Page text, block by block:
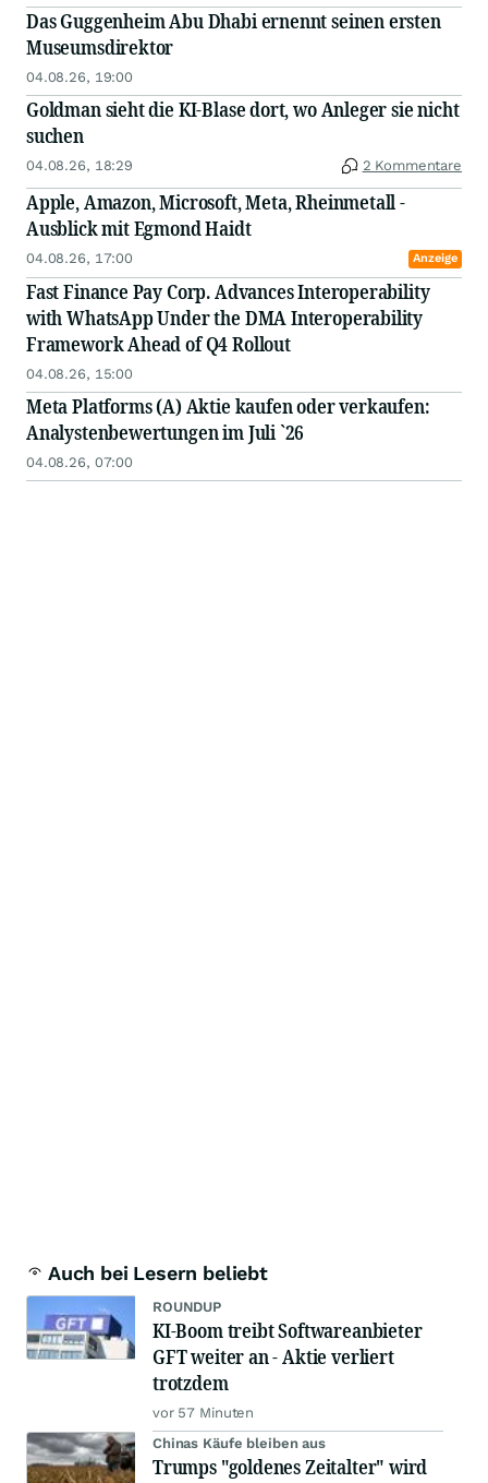
Das Guggenheim Abu Dhabi ernennt seinen ersten
Museumsdirektor
04.08.26, 19:00
Goldman sieht die KI-Blase dort, wo Anleger sie nicht
suchen
04.08.26, 18:29 2 Kommentare
Apple, Amazon, Microsoft, Meta, Rheinmetall -
Ausblick mit Egmond Haidt
04.08.26, 17:00 Anzeige
Fast Finance Pay Corp. Advances Interoperability
with WhatsApp Under the DMA Interoperability
Framework Ahead of Q4 Rollout
04.08.26, 15:00
Meta Platforms (A) Aktie kaufen oder verkaufen:
Analystenbewertungen im Juli `26
04.08.26, 07:00
Auch bei Lesern beliebt
ROUNDUP
KI-Boom treibt Softwareanbieter
GFT weiter an - Aktie verliert
trotzdem
vor 57 Minuten
Chinas Käufe bleiben aus
Trumps "goldenes Zeitalter" wird